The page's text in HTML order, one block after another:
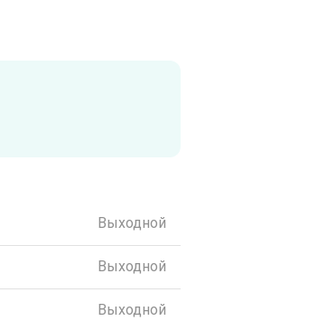
Выходной
Выходной
Выходной